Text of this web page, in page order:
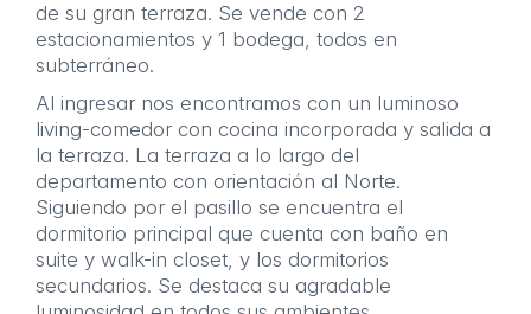
de su gran terraza. Se vende con 2
estacionamientos y 1 bodega, todos en
subterráneo.
Al ingresar nos encontramos con un luminoso
living-comedor con cocina incorporada y salida a
la terraza. La terraza a lo largo del
departamento con orientación al Norte.
Siguiendo por el pasillo se encuentra el
dormitorio principal que cuenta con baño en
suite y walk-in closet, y los dormitorios
secundarios. Se destaca su agradable